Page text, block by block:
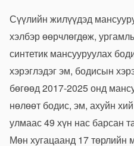
Сүүлийн жилүүдэд
хэлбэр өөрчлөгдөж,
синтетик мансууруулах
хэрэглэдэг эм, бодисын
бөгөөд 2017-2025 онд
нөлөөт бодис, эм, ахуйн
улмаас 49 хүн нас барсан
Мөн хугацаанд 17 төрлийн